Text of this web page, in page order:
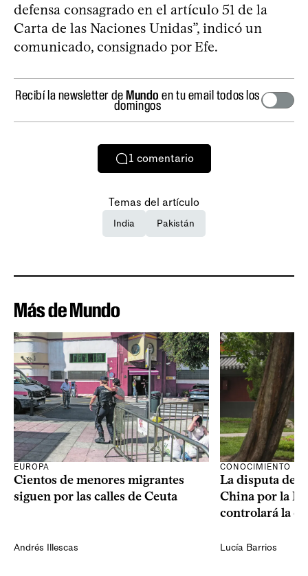
defensa consagrado en el artículo 51 de la
Carta de las Naciones Unidas”, indicó un
comunicado, consignado por Efe.
Recibí la newsletter deMundo en tu email todos los
domingos
1 comentario
Temas del artículo
India Pakistán
Más de Mundo
EUROPA
Cientos de menores migrantes
siguen por las calles de Ceuta
Andrés Illescas
CONOCIMIENTO
La disputa de
China por la
controlará la
Lucía Barrios